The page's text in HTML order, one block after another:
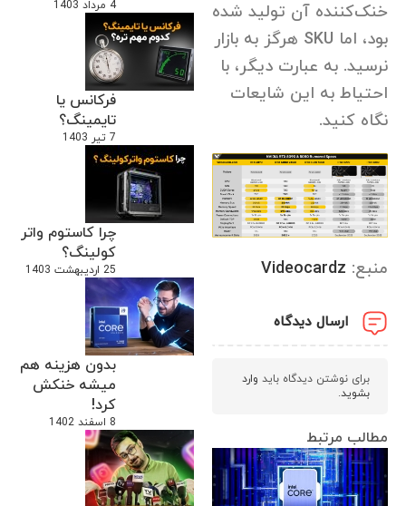
4 مرداد 1403
فرکانس یا
تایمینگ؟
7 تیر 1403
چرا کاستوم واتر
کولینگ؟
25 اردیبهشت 1403
بدون هزینه هم
میشه خنکش
کرد!
8 اسفند 1402
خنک‌کننده آن تولید شده
بود، اما SKU هرگز به بازار
نرسید. به عبارت دیگر، با
احتیاط به این شایعات
نگاه کنید.
منبع: Videocardz
ارسال دیدگاه
برای نوشتن دیدگاه باید وارد
بشوید.
مطالب مرتبط